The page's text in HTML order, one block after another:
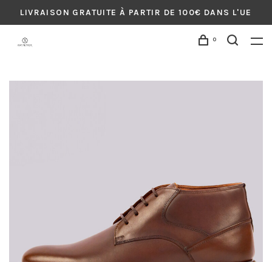
LIVRAISON GRATUITE À PARTIR DE 100€ DANS L'UE
0